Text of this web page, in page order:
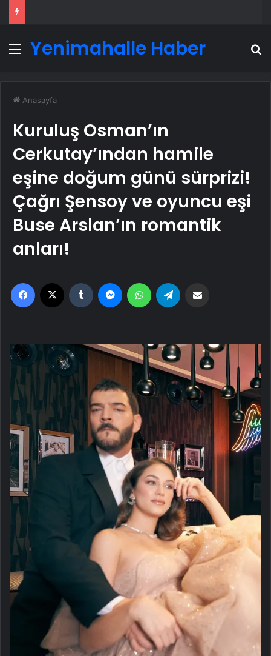
Menü
Yenimahalle Haber
Anasayfa
Kuruluş Osman’ın
Cerkutay’ından hamile
eşine doğum günü sürprizi!
Çağrı Şensoy ve oyuncu eşi
Buse Arslan’ın romantik
anları!
Facebook Tumblr MessengerWhatsApp